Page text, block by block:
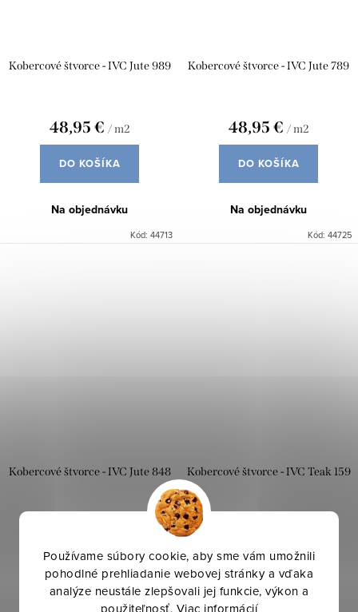
Používame súbory cookie, aby sme vám umožnili
pohodlné prehliadanie webovej stránky a vďaka
analýze neustále zlepšovali jej funkcie, výkon a
použiteľnosť. Viac informácií
Kobercové štvorce - IVC Jute 989
48,95 € / m2
DO KOŠÍKA
Na objednávku
Kód: 44713
Kobercové štvorce - IVC Jute 789
48,95 € / m2
DO KOŠÍKA
Na objednávku
Kód: 44725
Kobercové štvorce - IVC Jute 848
DO KOŠÍKA
Kobercové štvorce - IVC Teak 159
DO KOŠÍKA